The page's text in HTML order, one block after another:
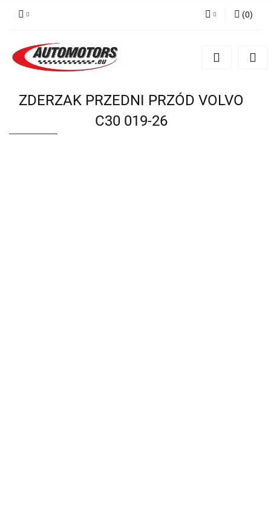
Zarejestruj się
(0)
ZDERZAK PRZEDNI PRZÓD VOLVO
C30 019-26